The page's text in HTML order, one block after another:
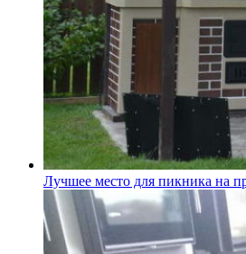
Лучшее место для пикника на